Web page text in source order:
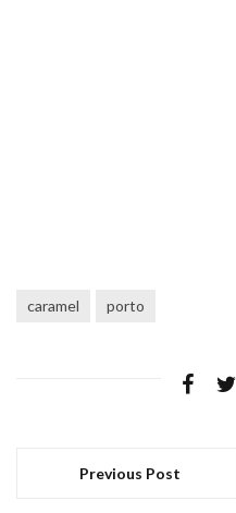
caramel porto
Previous Post